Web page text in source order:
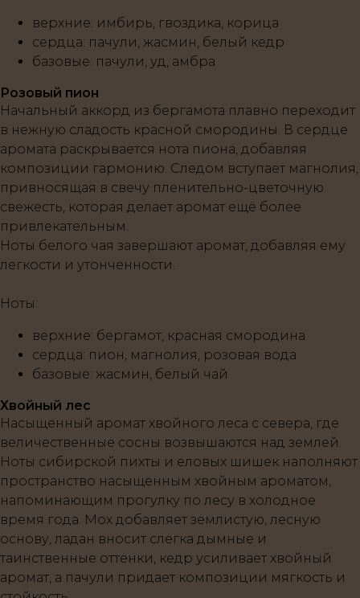
верхние: имбирь, гвоздика, корица
сердца: пачули, жасмин, белый кедр
базовые: пачули, уд, амбра
Розовый пион
Начальный аккорд из бергамота плавно переходит
в нежную сладость красной смородины. В сердце
аромата раскрывается нота пиона, добавляя
композиции гармонию. Следом вступает магнолия,
привносящая в свечу пленительно-цветочную
свежесть, которая делает аромат ещё более
привлекательным.
Ноты белого чая завершают аромат, добавляя ему
легкости и утонченности.
Ноты:
верхние: бергамот, красная смородина
сердца: пион, магнолия, розовая вода
базовые: жасмин, белый чай
Хвойный лес
Насыщенный аромат хвойного леса с севера, где
величественные сосны возвышаются над землей.
Ноты сибирской пихты и еловых шишек наполняют
пространство насыщенным хвойным ароматом,
напоминающим прогулку по лесу в холодное
время года. Мох добавляет землистую, лесную
основу, ладан вносит слегка дымные и
таинственные оттенки, кедр усиливает хвойный
аромат, а пачули придает композиции мягкость и